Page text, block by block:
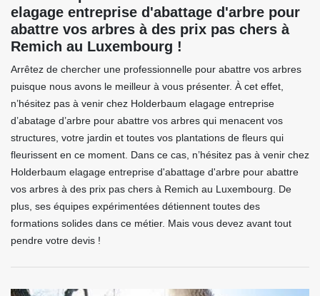
elagage entreprise d'abattage d'arbre pour
abattre vos arbres à des prix pas chers à
Remich au Luxembourg !
Arrêtez de chercher une professionnelle pour abattre vos arbres
puisque nous avons le meilleur à vous présenter. À cet effet,
n’hésitez pas à venir chez Holderbaum elagage entreprise
d’abatage d’arbre pour abattre vos arbres qui menacent vos
structures, votre jardin et toutes vos plantations de fleurs qui
fleurissent en ce moment. Dans ce cas, n’hésitez pas à venir chez
Holderbaum elagage entreprise d'abattage d'arbre pour abattre
vos arbres à des prix pas chers à Remich au Luxembourg. De
plus, ses équipes expérimentées détiennent toutes des
formations solides dans ce métier. Mais vous devez avant tout
pendre votre devis !